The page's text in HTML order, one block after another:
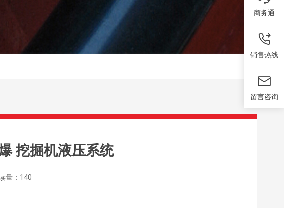
挖掘机液压系统
量： 140
商务通
销售热线
留言咨询